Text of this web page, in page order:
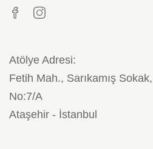
Atölye Adresi:
Fetih Mah., Sarıkamış Sokak,
No:7/A
Ataşehir - İstanbul